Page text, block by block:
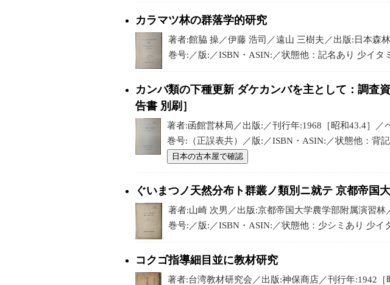
カラマツ林の群落学的研究
著者:館脇 操／伊藤 浩司／遠山 三樹夫／出版:日本森
巻号:／版:／ISBN・ASIN:／状態他：記名あり 少イタ
カンバ類の下種更新 ダケカンバを主として：調査
告書 別刷］
著者:函館営林局／出版:／刊行年:1968［昭和43.4］／
巻号:（正誤表共）／版:／ISBN・ASIN:／状態他：背
日本の古本屋で確認
ぐいまつノ天然分布ト群叢ノ類別ニ就テ 京都帝国
著者:山崎 次男／出版:京都帝国大学農学部附属演習
巻号:／版:／ISBN・ASIN:／状態他：少シミあり 少イ
コクゴ指導細目並に教材研究
著者:台湾教材研究会／出版:神保商店／刊行年:1942